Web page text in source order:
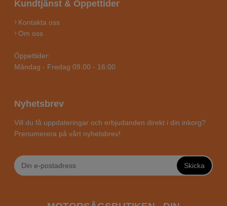
Kundtjänst & Öppettider
Kontakta oss
Om oss
Öppettider:
Måndag - Fredag 09.00 - 16:00
Nyhetsbrev
Vill du få uppdateringar och erbjudanden direkt i din inkorg?
Prenumerera på vårt nyhetsbrev!
Skicka